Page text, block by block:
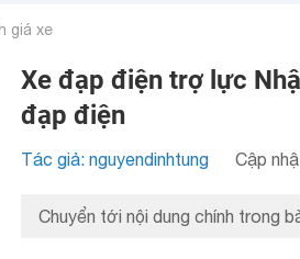
giá xe
Xe đạp điện trợ lực
đạp điện
Tác giả: nguyendinhtung Cập
Chuyển tới nội dung chính trong